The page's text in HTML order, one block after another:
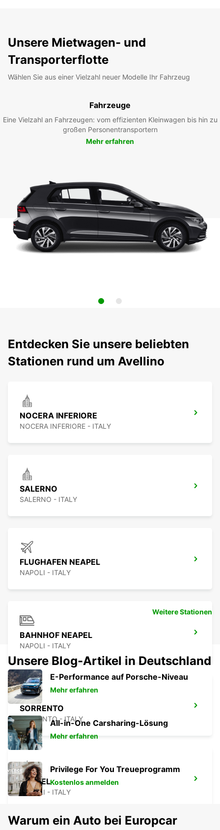
Unsere Mietwagen- und
Transporterflotte
Wählen Sie aus einer Vielzahl neuer Modelle Ihr Fahrzeug
Fahrzeuge
Eine Vielzahl an Fahrzeugen: vom effizienten Kleinwagen bis hin zu
großen Personentransportern
Mehr erfahren
Entdecken Sie unsere beliebten
Stationen rund um Avellino
NOCERA INFERIORE
NOCERA INFERIORE - ITALY
SALERNO
SALERNO - ITALY
FLUGHAFEN NEAPEL
NAPOLI - ITALY
BAHNHOF NEAPEL
NAPOLI - ITALY
SORRENTO
SORRENTO - ITALY
NEAPEL
NAPOLI - ITALY
Weitere Stationen
Unsere Blog-Artikel in Deutschland
E-Performance auf Porsche-Niveau
Mehr erfahren
All-in-One Carsharing-Lösung
Mehr erfahren
Privilege For You Treueprogramm
Kostenlos anmelden
Warum ein Auto bei Europcar